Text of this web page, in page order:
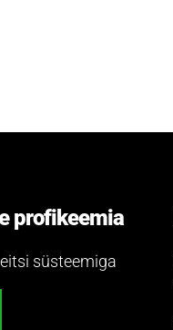
profikeemia
süsteemiga